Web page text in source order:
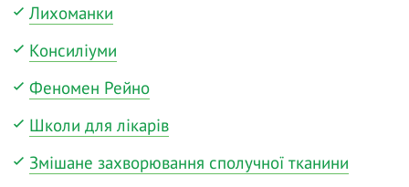
Лихоманки
Консиліуми
Феномен Рейно
Школи для лікарів
Змішане захворювання сполучної тканини